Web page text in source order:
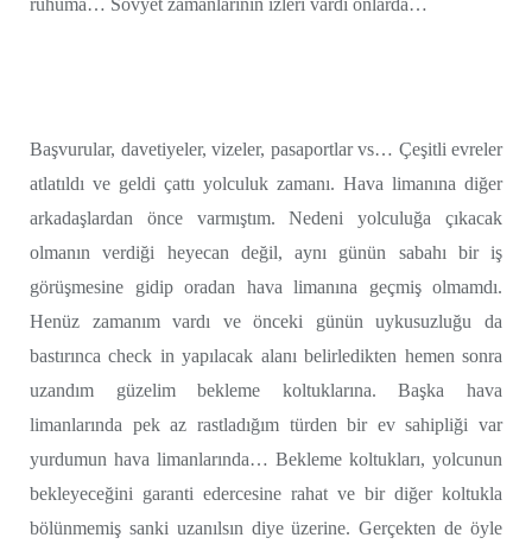
ruhuma… Sovyet zamanlarının izleri vardı onlarda…
Başvurular, davetiyeler, vizeler, pasaportlar vs… Çeşitli evreler
atlatıldı ve geldi çattı yolculuk zamanı. Hava limanına diğer
arkadaşlardan önce varmıştım. Nedeni yolculuğa çıkacak
olmanın verdiği heyecan değil, aynı günün sabahı bir iş
görüşmesine gidip oradan hava limanına geçmiş olmamdı.
Henüz zamanım vardı ve önceki günün uykusuzluğu da
bastırınca check in yapılacak alanı belirledikten hemen sonra
uzandım güzelim bekleme koltuklarına. Başka hava
limanlarında pek az rastladığım türden bir ev sahipliği var
yurdumun hava limanlarında… Bekleme koltukları, yolcunun
bekleyeceğini garanti edercesine rahat ve bir diğer koltukla
bölünmemiş sanki uzanılsın diye üzerine. Gerçekten de öyle